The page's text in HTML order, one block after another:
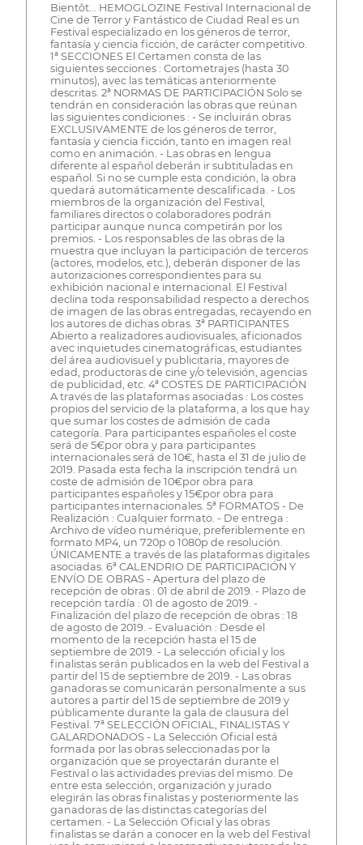
Bientôt... HEMOGLOZINE Festival Internacional de
Cine de Terror y Fantástico de Ciudad Real es un
Festival especializado en los géneros de terror,
fantasía y ciencia ficción, de carácter competitivo.
1ª SECCIONES El Certamen consta de las
siguientes secciones : Cortometrajes (hasta 30
minutos), avec las temáticas anteriormente
descritas. 2ª NORMAS DE PARTICIPACIÓN Solo se
tendrán en consideración las obras que reúnan
las siguientes condiciones : - Se incluirán obras
EXCLUSIVAMENTE de los géneros de terror,
fantasía y ciencia ficción, tanto en imagen real
como en animación. - Las obras en lengua
diferente al español deberán ir subtituladas en
español. Si no se cumple esta condición, la obra
quedará automáticamente descalificada. - Los
miembros de la organización del Festival,
familiares directos o colaboradores podrán
participar aunque nunca competirán por los
premios. - Los responsables de las obras de la
muestra que incluyan la participación de terceros
(actores, modelos, etc.), deberán disponer de las
autorizaciones correspondientes para su
exhibición nacional e internacional. El Festival
declina toda responsabilidad respecto a derechos
de imagen de las obras entregadas, recayendo en
los autores de dichas obras. 3ª PARTICIPANTES
Abierto a realizadores audiovisuales, aficionados
avec inquietudes cinematográficas, estudiantes
del área audiovisuel y publicitaria, mayores de
edad, productoras de cine y/o televisión, agencias
de publicidad, etc. 4ª COSTES DE PARTICIPACIÓN
A través de las plataformas asociadas : Los costes
propios del servicio de la plataforma, a los que hay
que sumar los costes de admisión de cada
categoría. Para participantes españoles el coste
será de 5€por obra y para participantes
internacionales será de 10€, hasta el 31 de julio de
2019. Pasada esta fecha la inscripción tendrá un
coste de admisión de 10€por obra para
participantes españoles y 15€por obra para
participantes internacionales. 5ª FORMATOS - De
Realización : Cualquier formato. - De entrega :
Archivo de vídeo numérique, preferiblemente en
formato MP4, un 720p o 1080p de resolución.
ÚNICAMENTE a través de las plataformas digitales
asociadas. 6ª CALENDRIO DE PARTICIPACIÓN Y
ENVÍO DE OBRAS - Apertura del plazo de
recepción de obras : 01 de abril de 2019. - Plazo de
recepción tardía : 01 de agosto de 2019. -
Finalización del plazo de recepción de obras : 18
de agosto de 2019. - Evaluación : Desde el
momento de la recepción hasta el 15 de
septiembre de 2019. - La selección oficial y los
finalistas serán publicados en la web del Festival a
partir del 15 de septiembre de 2019. - Las obras
ganadoras se comunicarán personalmente a sus
autores a partir del 15 de septiembre de 2019 y
públicamente durante la gala de clausura del
Festival. 7ª SELECCIÓN OFICIAL, FINALISTAS Y
GALARDONADOS - La Selección Oficial está
formada por las obras seleccionadas por la
organización que se proyectarán durante el
Festival o las actividades previas del mismo. De
entre esta selección, organización y jurado
elegirán las obras finalistas y posteriormente las
ganadoras de las distinctas categorías del
certamen. - La Selección Oficial y las obras
finalistas se darán a conocer en la web del Festival